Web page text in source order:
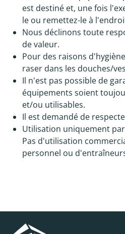
est destiné et, une fois
le ou remettez-le à
Nous déclinons toute
de valeur.
Pour des raisons
raser dans les douches/
Il n'est pas possible de
équipements soient
et/ou utilisables.
Il est demandé de
Utilisation uniquement
Pas d'utilisation
personnel ou